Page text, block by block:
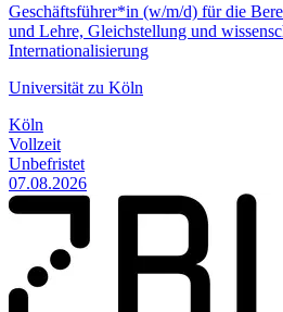
Geschäftsführer*in (w/m/d) für die
und Lehre, Gleichstellung und
Internationalisierung
Universität zu Köln
Köln
Vollzeit
Unbefristet
07.08.2026